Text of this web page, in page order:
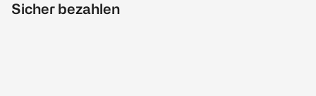
Sicher bezahlen